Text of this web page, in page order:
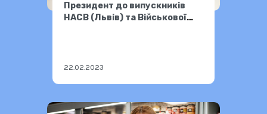
Президент до випускників
НАСВ (Львів) та Військової
22.02.2023